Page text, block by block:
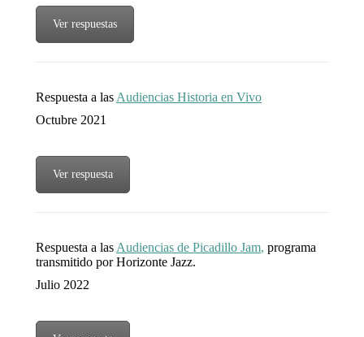
Ver respuestas
Respuesta a las Audiencias Historia en Vivo
Octubre 2021
Ver respuesta
Respuesta a las Audiencias de Picadillo Jam, programa
transmitido por Horizonte Jazz.
Julio 2022